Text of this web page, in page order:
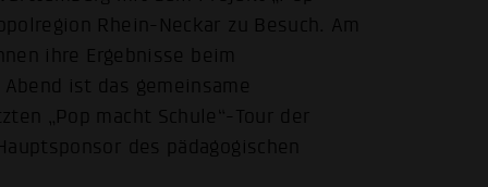
Rhein-Neckar zu Besuch. Am
ihre Ergebnisse beim
ist das gemeinsame
„Pop macht Schule“-Tour der
des pädagogischen